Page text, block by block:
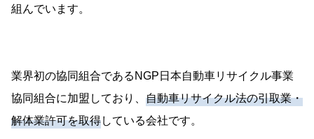
組んでいます。
業界初の協同組合であるNGP日本自動車リサイクル事業
協同組合に加盟しており、 自動車リサイクル法の引取業・
解体業許可を取得している会社です。